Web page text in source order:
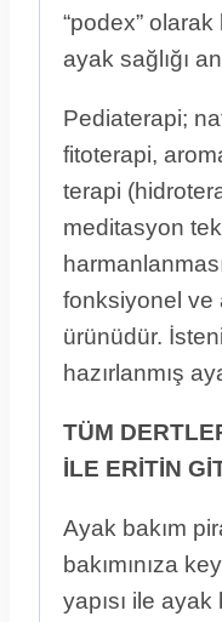
“podex” olarak
ayak sağlığı
Pediaterapi;
fitoterapi,
terapi
meditasyon
fonksiyonel ve
ürünüdür.
hazırlanmış
TÜM
İLE ERİTİN
Ayak bakım
bakımınıza
yapısı ile ayak